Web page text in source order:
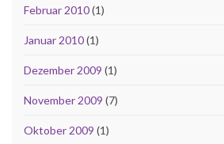
Februar 2010(1)
Januar 2010(1)
Dezember 2009 (1)
November 2009 (7)
Oktober 2009 (1)